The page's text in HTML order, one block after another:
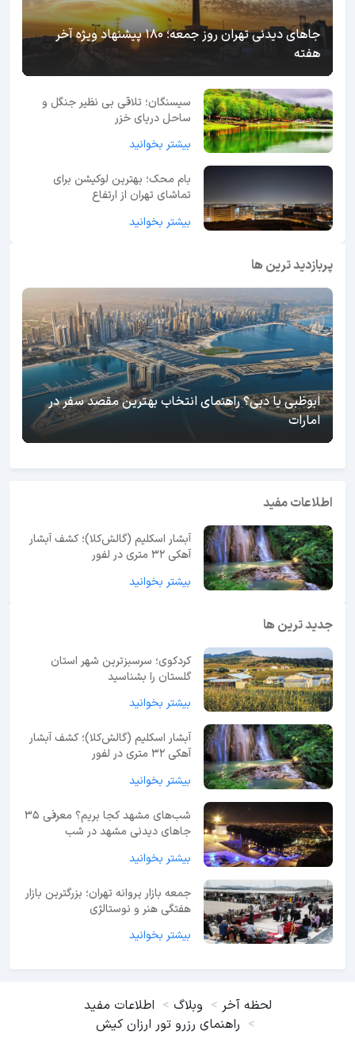
جاهای دیدنی تهران روز جمعه؛ 180 پیشنهاد ویژه آخر
هفته
سیسنگان؛ تلاقی بی نظیر جنگل و
ساحل دریای خزر
بیشتر بخوانید
بام محک؛ بهترین لوکیشن برای
تماشای تهران از ارتفاع
بیشتر بخوانید
پربازدید ترین ها
ابوظبی یا دبی؟ راهنمای انتخاب بهترین مقصد سفر در
امارات
اطلاعات مفید
آبشار اسکلیم (گالش‌کلا)؛ کشف آبشار
آهکی ۳۲ متری در لفور
بیشتر بخوانید
جدید ترین ها
کردکوی؛ سرسبزترین شهر استان
گلستان را بشناسید
بیشتر بخوانید
آبشار اسکلیم (گالش‌کلا)؛ کشف آبشار
آهکی ۳۲ متری در لفور
بیشتر بخوانید
شب‌های مشهد کجا بریم؟ معرفی 35
جاهای دیدنی مشهد در شب
بیشتر بخوانید
جمعه بازار پروانه تهران؛ بزرگترین بازار
هفتگی هنر و نوستالژی
بیشتر بخوانید
لحظه آخر وبلاگ
اطلاعات مفید
راهنمای رزرو تور ارزان کیش